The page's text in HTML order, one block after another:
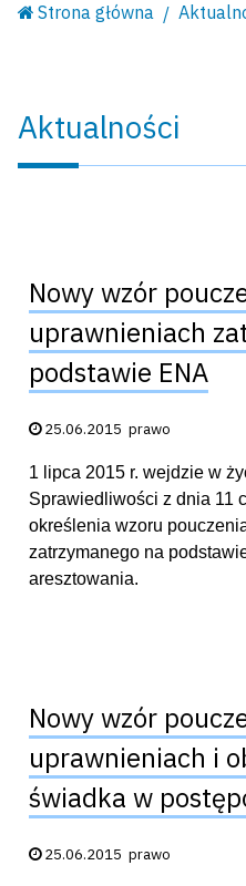
Strona główna
Aktualności
Nowy wzór
uprawnieniach
podstawie ENA
Data publikacji:
25.06.2015 prawo
1 lipca 2015 r. wejdzie w
Sprawiedliwości z dnia 11
określenia wzoru
zatrzymanego na
aresztowania.
Nowy wzór
uprawnieniach i
świadka w
Data publikacji:
25.06.2015 prawo